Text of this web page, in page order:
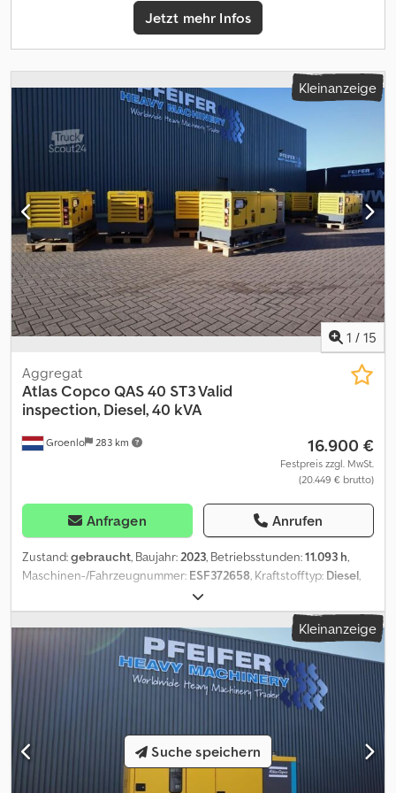
contact Philip Müller , , p-) for more information
Jetzt mehr Infos
Kleinanzeige
1 / 15
Groenlo 283 km
Aggregat
Atlas CopcoQAS 40 ST3 Valid
inspection, Diesel, 40 kVA
16.900 €
Festpreis zzgl. MwSt.
(20.449 € brutto)
Anfragen Anrufen
Zustand:gebraucht, Baujahr:2023, Betriebsstunden:11.093 h,
Maschinen-/Fahrzeugnummer: ESF372658, Kraftstofftyp: Diesel,
, Motorenhersteller:
Verwendungszweck: Bauwesen Leergewicht: 1.039 kg
Generatorleistung: 40 kVA Dksdjza Rxiopfx Acror Abmessungen
des Laderaums: 245 x 110 x 148 cm Wenden Sie sich an PFEIFER
GROUP, um weitere Informationen zu erhalten.
Kleinanzeige
Suche speichern